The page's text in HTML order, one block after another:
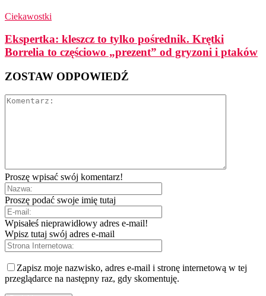
Ciekawostki
Ekspertka: kleszcz to tylko pośrednik. Krętki
Borrelia to częściowo „prezent” od gryzoni i ptaków
ZOSTAW ODPOWIEDŹ
Proszę wpisać swój komentarz!
Proszę podać swoje imię tutaj
Wpisałeś nieprawidłowy adres e-mail!
Wpisz tutaj swój adres e-mail
Zapisz moje nazwisko, adres e-mail i stronę internetową w tej
przeglądarce na następny raz, gdy skomentuję.